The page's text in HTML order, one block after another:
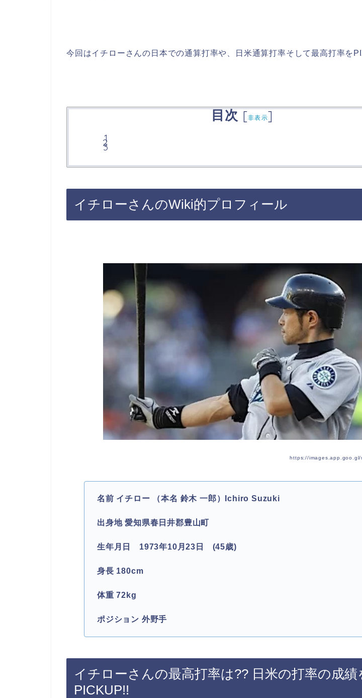
今回はイチローさんの日本での通算打率や、日米通算打率そして最高打率を
目次 [非表示]
イチローさんのWiki的プロフィール
https://images.app.goo.gl/
名前 イチロー （本名 鈴木 一郎）Ichiro Suzuki
出身地愛知県春日井郡豊山町
生年月日 1973年10月23日 (45歳)
身長 180cm
体重 72kg
ポジション 外野手
イチローさんの最高打率は?? 日米の打率の成績
PICKUP!!